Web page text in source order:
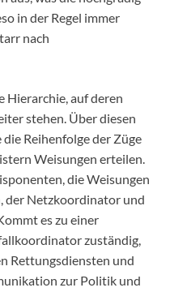
in der Regel immer
nach
Hierarchie, auf deren
stehen. Über diesen
Reihenfolge der Züge
Weisungen erteilen.
die Weisungen
der Netzkoordinator und
es zu einer
zuständig,
Rettungsdiensten und
zur Politik und